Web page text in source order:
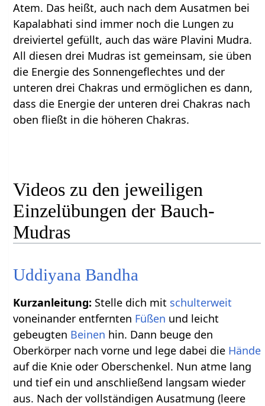
Atem. Das heißt, auch nach dem Ausatmen bei
Kapalabhati sind immer noch die Lungen zu
dreiviertel gefüllt, auch das wäre Plavini Mudra.
All diesen drei Mudras ist gemeinsam, sie üben
die Energie des Sonnengeflechtes und der
unteren drei Chakras und ermöglichen es dann,
dass die Energie der unteren drei Chakras nach
oben fließt in die höheren Chakras.
Videos zu den jeweiligen
Einzelübungen der Bauch-
Mudras
Uddiyana Bandha
Kurzanleitung: Stelle dich mit schulterweit
voneinander entfernten Füßen und leicht
gebeugten Beinen hin. Dann beuge den
Oberkörper nach vorne und lege dabei die Hände
auf die Knie oder Oberschenkel. Nun atme lang
und tief ein und anschließend langsam wieder
aus. Nach der vollständigen Ausatmung (leere